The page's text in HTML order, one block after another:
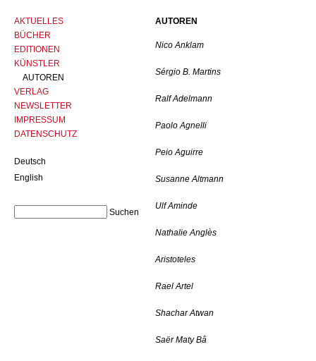
AUTOREN
Nico Anklam
Sérgio B. Martins
Ralf Adelmann
Paolo Agnelli
Peio Aguirre
Susanne Altmann
Ulf Aminde
Nathalie Anglès
Aristoteles
Rael Artel
Shachar Atwan
Saër Maty Bâ
AKTUELLES
BÜCHER
EDITIONEN
KÜNSTLER
AUTOREN
VERLAG
NEWSLETTER
IMPRESSUM
DATENSCHUTZ
Deutsch
English